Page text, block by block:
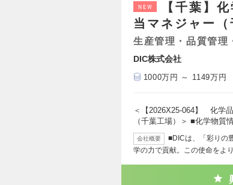
NEW
【千葉】
当マネジャー（
生産管理・品質管理
DIC株式会社
1000万円 ～ 1149万円
＜【2026X25-064】 化学
（千葉工場）＞ ■化学物質
会社概要
■DICは、「彩りの
学の力で貢献。この使命をよ